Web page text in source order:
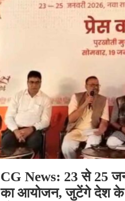
CG News: 23 से 25
का आयोजन, जुटेंगे देश के